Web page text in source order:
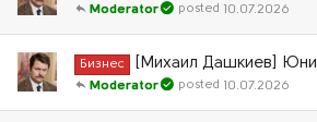
10.07.2026
Moderator
Бизнес [Михаил Дашкиев]
10.07.2026
Moderator